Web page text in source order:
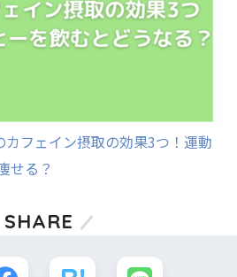
カフェイン摂取の効果3つ！運動
せる？
SHARE